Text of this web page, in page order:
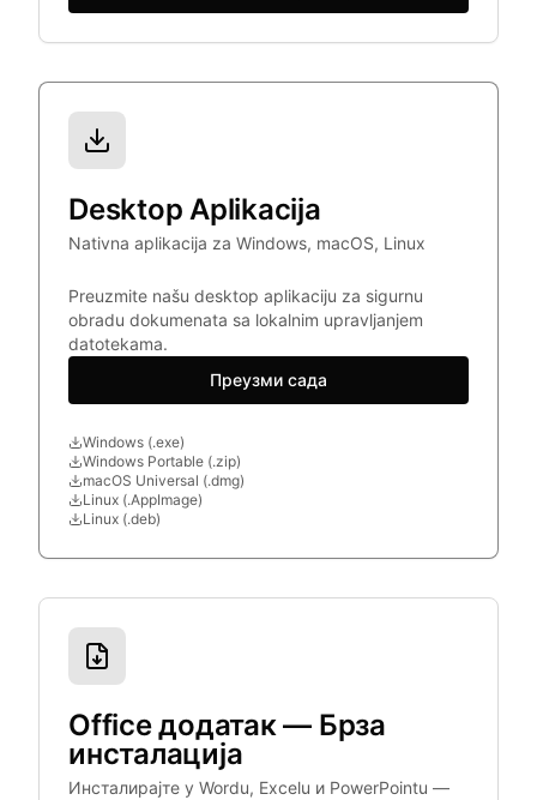
Desktop Aplikacija
Nativna aplikacija za Windows, macOS, Linux
Preuzmite našu desktop aplikaciju za sigurnu
obradu dokumenata sa lokalnim upravljanjem
datotekama.
Преузми сада
Windows (.exe)
Windows Portable (.zip)
macOS Universal (.dmg)
Linux (.AppImage)
Linux (.deb)
Office додатак — Брза
инсталација
Инсталирајте у Wordu, Excelu и PowerPointu —